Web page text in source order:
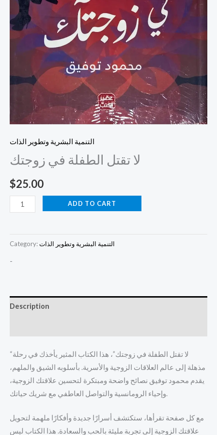
التنمية البشرية وتطوير الذات
لا تقتل الطفلة في زوجتك
$25.00
ADD TO CART
Category:التنمية البشرية وتطوير الذات
-
Description
“لا تقتل الطفلة في زوجتك”، هذا الكتاب المثير يأخذك في رحلة
مذهلة إلى عالم العلاقات الزوجية والأسرية. بأسلوبه الشيق والملهم،
يقدم محمود توفيق نصائح واضحة ومبتكرة لتحسين علاقتك الزوجية،
وإحياء الرومانسية والتواصل العاطفي مع شريك حياتك.
مع كل صفحة تقرأها، ستكتشف أسرارًا جديدة وأفكارًا ملهمة لتحويل
علاقتك الزوجية إلى تجربة مليئة بالحب والسعادة. هذا الكتاب ليس